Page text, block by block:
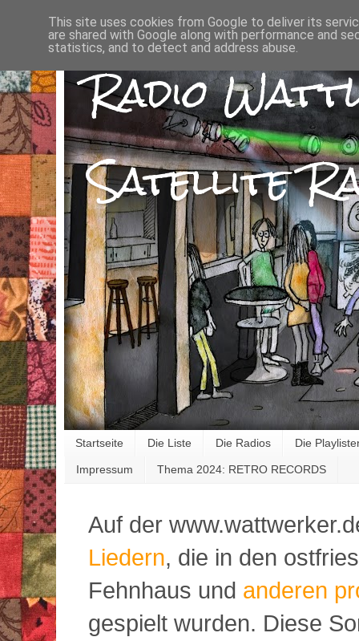
Radio
Satellite
Startseite Die Liste Die Radios Die
Impressum Thema 2024: RETRO RECORDS
Auf der
Liedern, die in den
Fehnhaus und anderen
gespielt wurden. Diese
This site uses cookies from Google to deliver its
are shared with Google along with performance and
statistics, and to detect and address abuse.